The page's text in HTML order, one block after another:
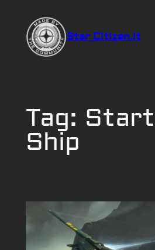
contenuto
Star Citizen.it
Tag:
Ship